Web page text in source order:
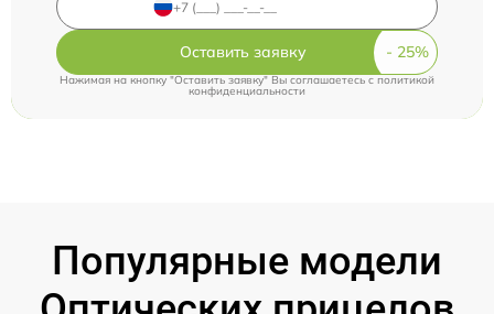
Оставить заявку
Нажимая на кнопку "Оставить заявку" Вы соглашаетесь c политикой
конфиденциальности
Популярные модели